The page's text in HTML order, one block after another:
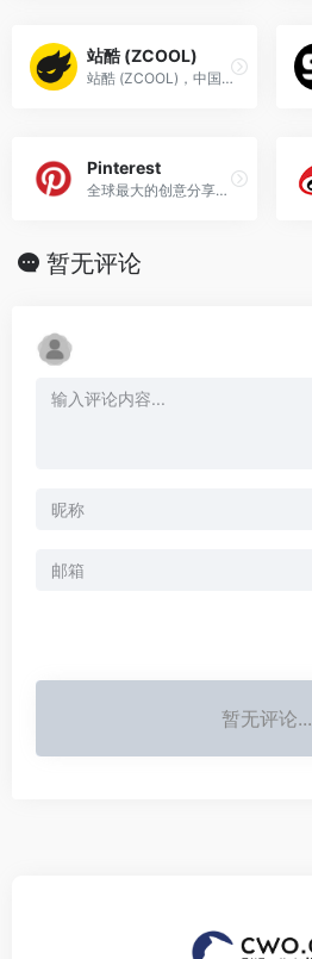
站酷 (ZCOOL)
站酷 (ZCOOL)，中国设计师互动平台。深耕设计领域十四年，站酷聚集了1100万设计师、摄影师、插画师、艺术家、创意人，设计创意群体中具有较高的影响力与号召力。
Pinterest
全球最大的创意分享网站
暂无评论
暂无评论...